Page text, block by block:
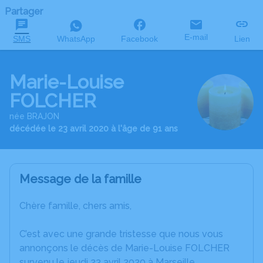
Partager
SMS WhatsApp Facebook E-mail Lien
Marie-Louise
FOLCHER
née BRAJON
décédée le 23 avril 2020 à l'âge de 91 ans
Message de la famille
Chère famille, chers amis,
C’est avec une grande tristesse que nous vous
annonçons le décès de Marie-Louise FOLCHER